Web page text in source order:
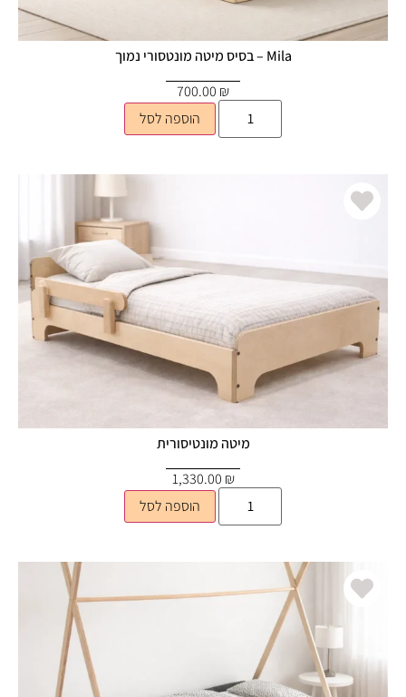
Mila – בסיס מיטה מונטסורי נמוך
₪
הוספה לסל
מיטה מונטיסורית
₪
הוספה לסל